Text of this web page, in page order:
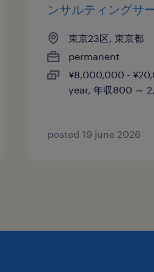
ンサルティングサ
東京23区, 東京都
permanent
¥8,000,000 -
year, 年収800 ～
posted 19 june 2026